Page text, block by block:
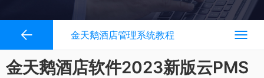
金天鹅酒店管理系统教程
金天鹅酒店软件2023新版云PMS